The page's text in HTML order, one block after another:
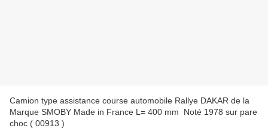
Camion type assistance course automobile Rallye DAKAR de la
Marque SMOBY Made in France L= 400 mm Noté 1978 sur pare
choc ( 00913 )